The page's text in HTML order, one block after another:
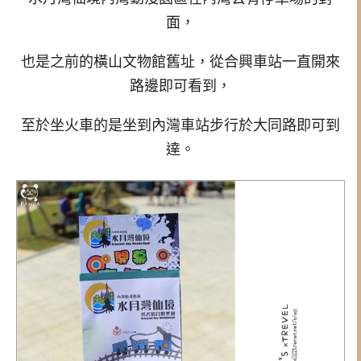
面，
也是之前的橫山文物館舊址，從合興車站一直開來
路邊即可看到，
至於坐火車的是坐到內灣車站步行於大同路即可到
達。